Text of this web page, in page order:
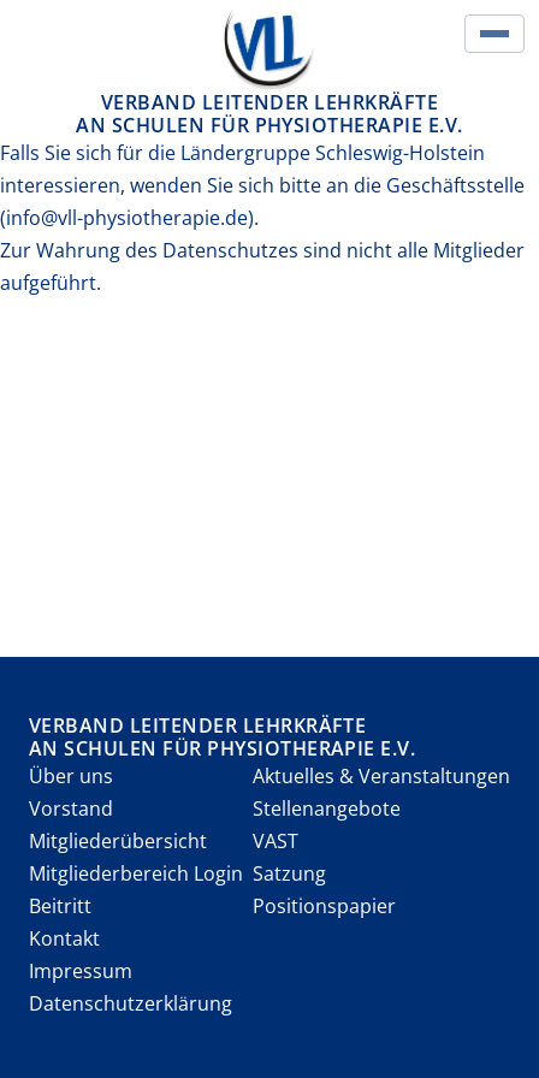
VERBAND LEITENDER LEHRKRÄFTE
AN SCHULEN FÜR PHYSIOTHERAPIE E.V.
Falls Sie sich für die Ländergruppe Schleswig-Holstein
interessieren, wenden Sie sich bitte an die Geschäftsstelle
(info@vll-physiotherapie.de).
Zur Wahrung des Datenschutzes sind nicht alle Mitglieder
aufgeführt.
VERBAND LEITENDER LEHRKRÄFTE
AN SCHULEN FÜR PHYSIOTHERAPIE E.V.
Über uns
Vorstand
Mitgliederübersicht
Mitgliederbereich Login
Beitritt
Aktuelles & Veranstaltungen
Stellenangebote
VAST
Satzung
Positionspapier
Kontakt
Impressum
Datenschutzerklärung